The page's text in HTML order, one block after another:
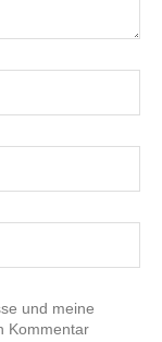
und meine
Kommentar